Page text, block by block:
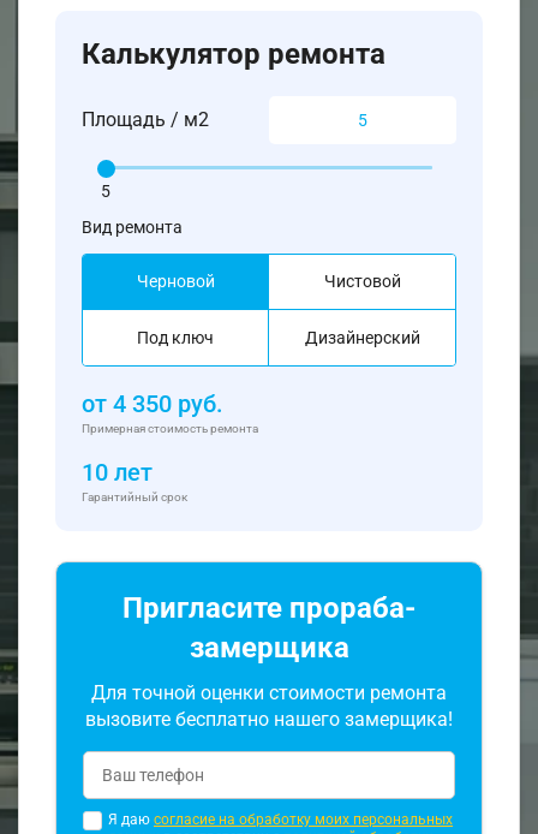
Калькулятор ремонта
Площадь / м2
5
Вид ремонта
Черновой Чистовой
Под ключ Дизайнерский
от 4 350 руб.
Примерная стоимость ремонта
10 лет
Гарантийный срок
Пригласите прораба-
замерщика
Для точной оценки стоимости ремонта
вызовите бесплатно нашего замерщика!
Я даю согласие на обработку моих персональных